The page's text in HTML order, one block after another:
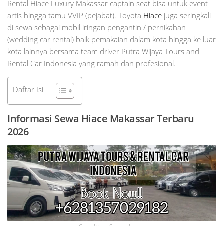
Rental Hiace Luxury Makassar captain seat bisa untuk event
artis hingga tamu VVIP (pejabat). Toyota Hiace juga seringkali
di sewa sebagai mobil iringan pengantin / pernikahan
(wedding car rental) baik pemakaian dalam kota hingga ke luar
kota lainnya bersama team driver Putra Wijaya Tours and
Rental Car Indonesia yang ramah dan profesional.
Daftar Isi
Informasi Sewa Hiace Makassar Terbaru
2026